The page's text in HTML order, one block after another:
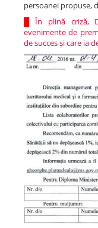
persoanei propuse,
În plină criză,
evenimente de
de succes și care ia